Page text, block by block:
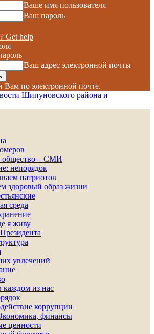
Ваше имя пользователя
Ваш пароль
Get help
Ваш адрес электронной почты
Вам по электронной почте.
Шипуновского района и
общество – СМИ
непорядок
патриотов
здоровый образ жизни
среда
я живу
увлечений
каждом из нас
коррупции
финансы
ценности